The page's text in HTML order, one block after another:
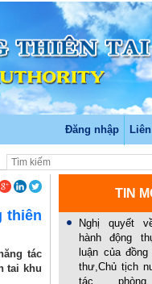
Đăng nhập
thiên
tác
tai khu
TIN
Nghị quyết
hành động
luận của
thư,Chủ tịch
tác